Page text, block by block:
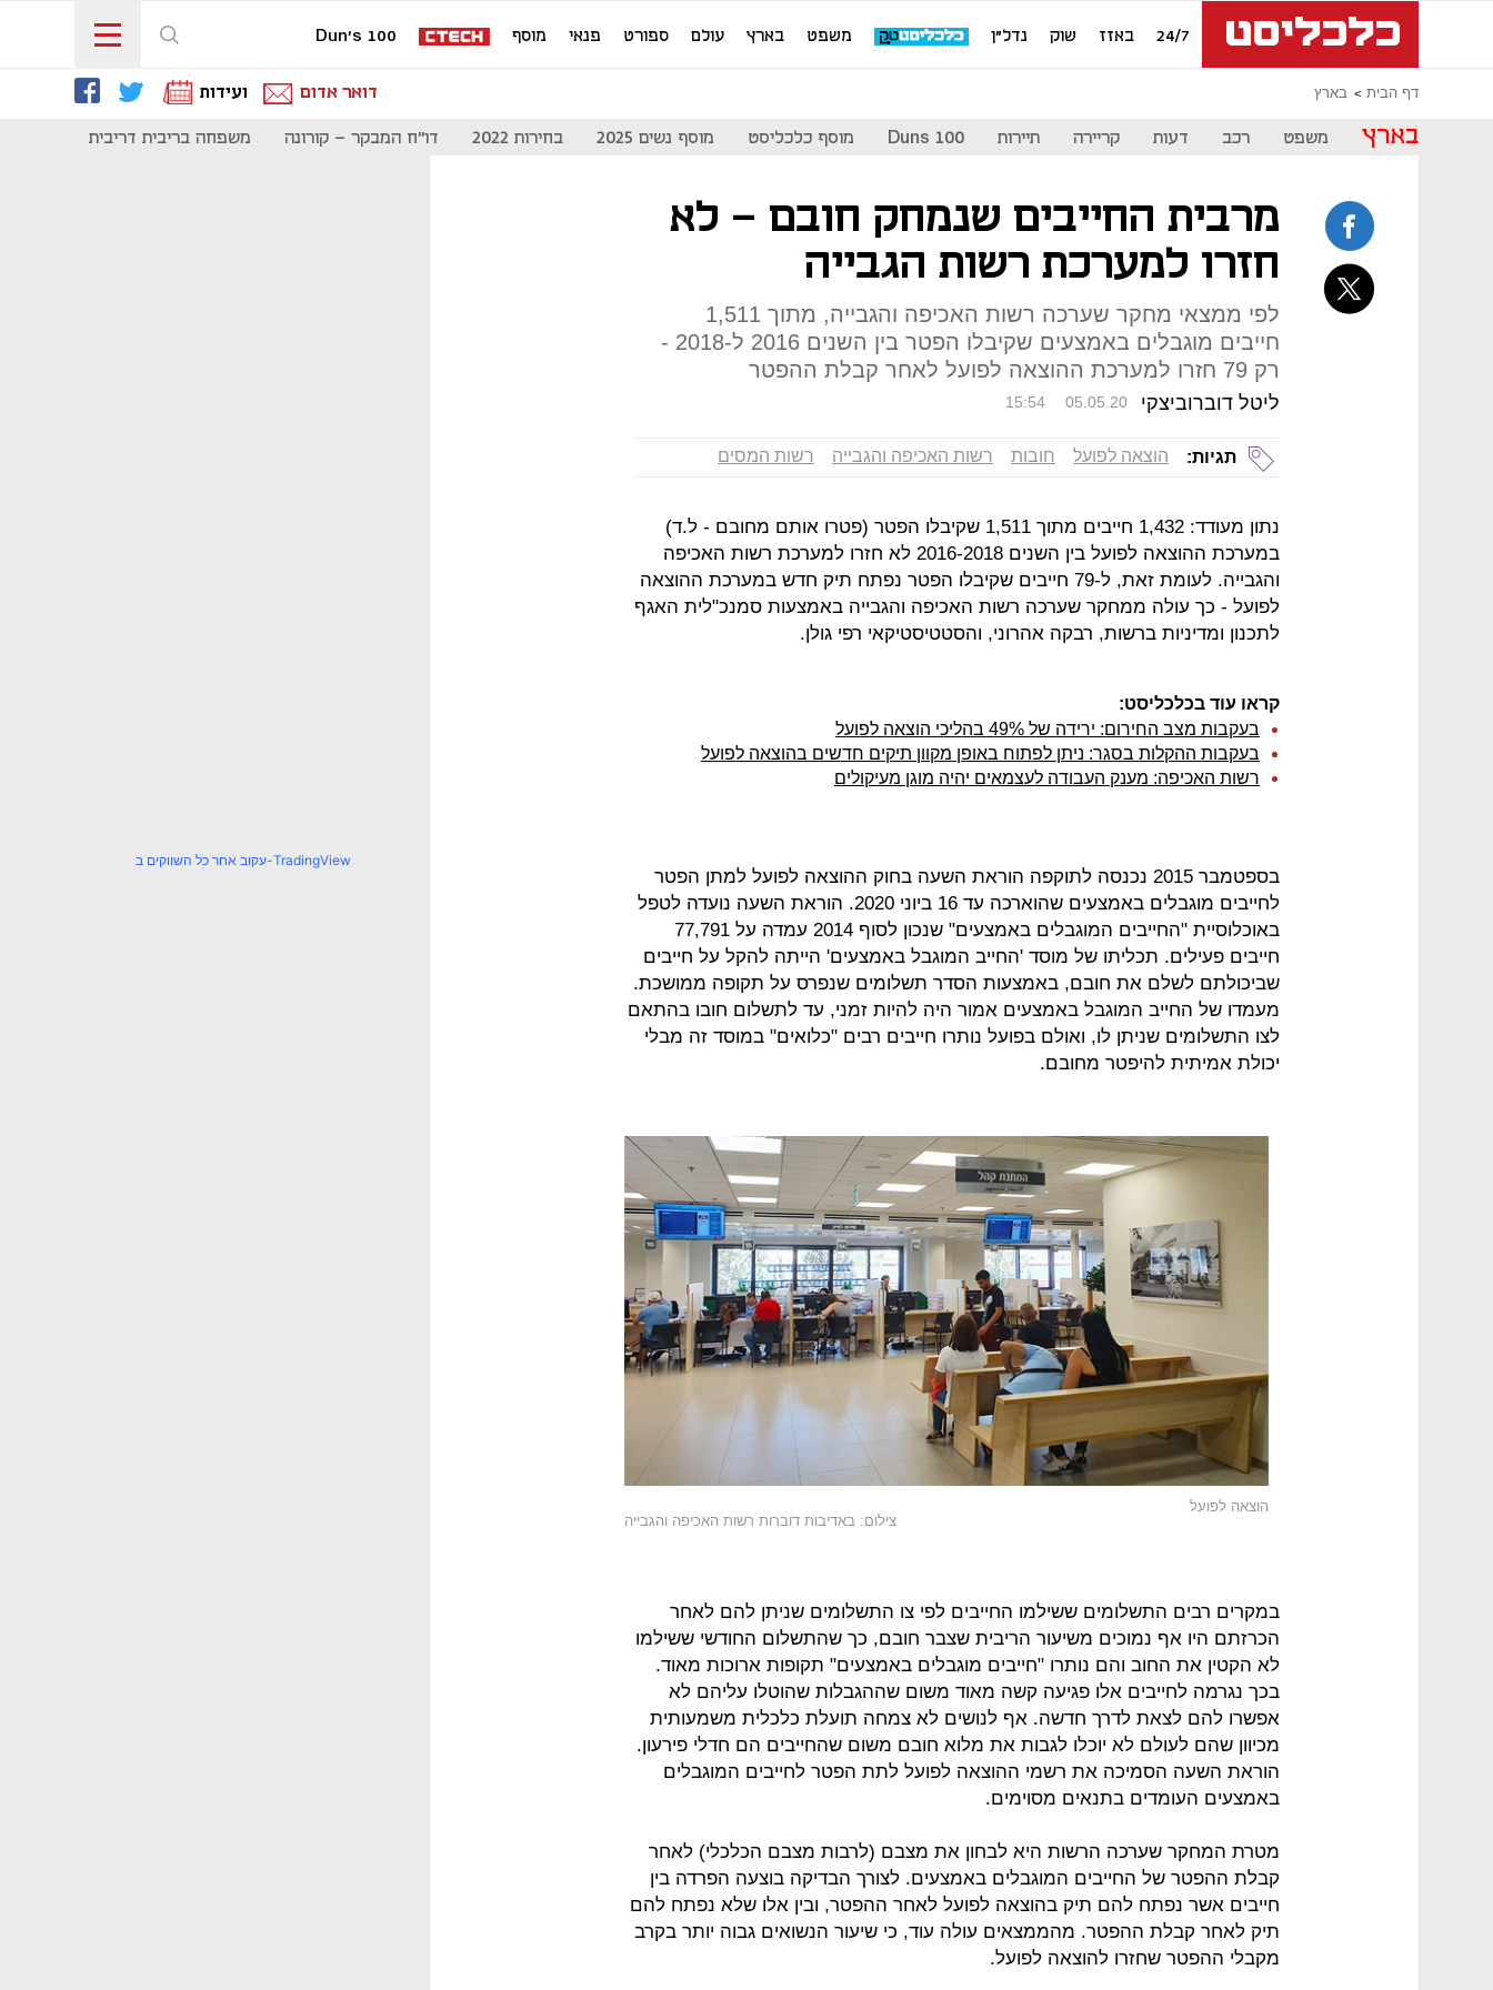
24/7 באזז שוק נדל"ן משפט בארץ עולם ספורט פנאי מוסף Dun's 100
דף הבית בארץ דואר אדום ועידות
בארץ משפט רכב דעות קריירה תיירות Duns 100 מוסף כלכליסט מוסף נשים 2025 בחירות 2022 דו"ח המבקר - קורונה משפחה בריבית דריבית
מרבית החייבים שנמחק חובם - לא
חזרו למערכת רשות הגבייה
לפי ממצאי מחקר שערכה רשות האכיפה והגבייה, מתוך 1,511
חייבים מוגבלים באמצעים שקיבלו הפטר בין השנים 2016 ל-2018 -
רק 79 חזרו למערכת ההוצאה לפועל לאחר קבלת ההפטר
ליטל דוברוביצקי 15:54 05.05.20
תגיות: הוצאה לפועל חובות רשות האכיפה והגבייה רשות המסים
נתון מעודד: 1,432 חייבים מתוך 1,511 שקיבלו הפטר (פטרו אותם מחובם - ל.ד)
במערכת ההוצאה לפועל בין השנים 2016-2018 לא חזרו למערכת רשות האכיפה
והגבייה. לעומת זאת, ל-79 חייבים שקיבלו הפטר נפתח תיק חדש במערכת ההוצאה
לפועל - כך עולה ממחקר שערכה רשות האכיפה והגבייה באמצעות סמנכ"לית האגף
לתכנון ומדיניות ברשות, רבקה אהרוני, והסטטיסטיקאי רפי גולן.
קראו עוד בכלכליסט:
בעקבות מצב החירום: ירידה של 49% בהליכי הוצאה לפועל
בעקבות ההקלות בסגר: ניתן לפתוח באופן מקוון תיקים חדשים בהוצאה לפועל
רשות האכיפה: מענק העבודה לעצמאים יהיה מוגן מעיקולים
בספטמבר 2015 נכנסה לתוקפה הוראת השעה בחוק ההוצאה לפועל למתן הפטר
לחייבים מוגבלים באמצעים שהוארכה עד 16 ביוני 2020. הוראת השעה נועדה לטפל
באוכלוסיית "החייבים המוגבלים באמצעים" שנכון לסוף 2014 עמדה על 77,791
חייבים פעילים. תכליתו של מוסד 'החייב המוגבל באמצעים' הייתה להקל על חייבים
שביכולתם לשלם את חובם, באמצעות הסדר תשלומים שנפרס על תקופה ממושכת.
מעמדו של החייב המוגבל באמצעים אמור היה להיות זמני, עד לתשלום חובו בהתאם
לצו התשלומים שניתן לו, ואולם בפועל נותרו חייבים רבים "כלואים" במוסד זה מבלי
יכולת אמיתית להיפטר מחובם.
הוצאה לפועל
צילום: באדיבות דוברות רשות האכיפה והגבייה
במקרים רבים התשלומים ששילמו החייבים לפי צו התשלומים שניתן להם לאחר
הכרזתם היו אף נמוכים משיעור הריבית שצבר חובם, כך שהתשלום החודשי ששילמו
לא הקטין את החוב והם נותרו "חייבים מוגבלים באמצעים" תקופות ארוכות מאוד.
בכך נגרמה לחייבים אלו פגיעה קשה מאוד משום שההגבלות שהוטלו עליהם לא
אפשרו להם לצאת לדרך חדשה. אף לנושים לא צמחה תועלת כלכלית משמעותית
מכיוון שהם לעולם לא יוכלו לגבות את מלוא חובם משום שהחייבים הם חדלי פירעון.
הוראת השעה הסמיכה את רשמי ההוצאה לפועל לתת הפטר לחייבים המוגבלים
באמצעים העומדים בתנאים מסוימים.
מטרת המחקר שערכה הרשות היא לבחון את מצבם (לרבות מצבם הכלכלי) לאחר
קבלת ההפטר של החייבים המוגבלים באמצעים. לצורך הבדיקה בוצעה הפרדה בין
חייבים אשר נפתח להם תיק בהוצאה לפועל לאחר ההפטר, ובין אלו שלא נפתח להם
תיק לאחר קבלת ההפטר. מהממצאים עולה עוד, כי שיעור הנשואים גבוה יותר בקרב
מקבלי ההפטר שחזרו להוצאה לפועל.
עקוב אחר כל השווקים ב-TradingView